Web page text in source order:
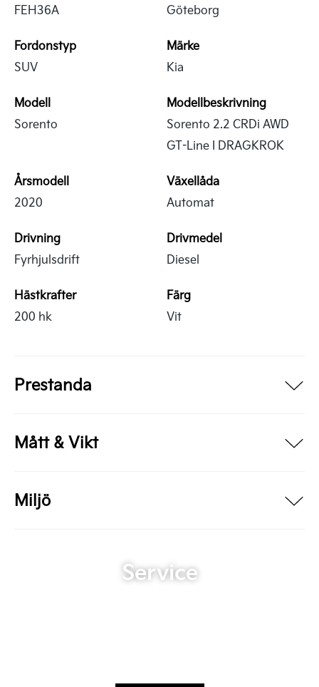
FEH36A
Göteborg
Fordonstyp
SUV
Märke
Kia
Modell
Sorento
Modellbeskrivning
Sorento 2.2 CRDi AWD
GT-Line I DRAGKROK
Årsmodell
2020
Växellåda
Automat
Drivning
Fyrhjulsdrift
Drivmedel
Diesel
Hästkrafter
200 hk
Färg
Vit
Prestanda
Mått & Vikt
Miljö
Service